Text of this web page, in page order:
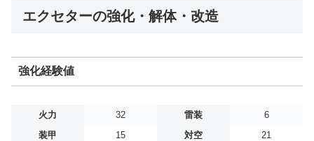
エクセターの強化・解体・改造
強化経験値
火力 32 雷装
6
装甲
15 対空 21